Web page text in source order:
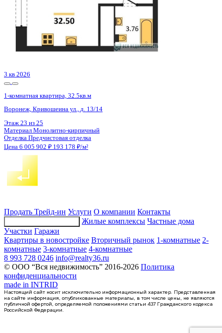
2 кв 2030
1-комнатная квартира, 43.39кв.м
Воронеж, Матросова ул., д. 64а
Этаж 2 из 18
Материал
Отделка Черновая отделка
Цена 6 007 345 ₽
Продать Трейд-ин Услуги О компании Контакты
Жилые комплексы Частные дома
Участки Гаражи
Квартиры в новостройке Вторичный рынок 1-комнатные 2-
комнатные 3-комнатные 4-комнатные
8 993 728 0246 info@realty36.ru
© ООО “Вся недвижимость” 2016-2026 Политика
конфиденциальности
made in INTRID
Настоящий сайт носит исключительно информационный характер. Представленная
на сайте информация, опубликованные материалы, в том числе цены, не являются
публичной офертой, определяемой положениями статьи 437 Гражданского кодекса
Российской Федерации.